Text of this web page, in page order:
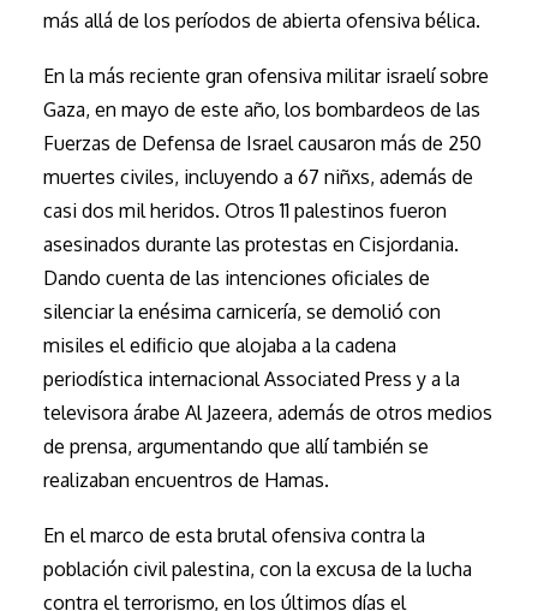
más allá de los períodos de abierta ofensiva bélica.
En la más reciente gran ofensiva militar israelí sobre
Gaza, en mayo de este año, los bombardeos de las
Fuerzas de Defensa de Israel causaron más de 250
muertes civiles, incluyendo a 67 niñxs, además de
casi dos mil heridos. Otros 11 palestinos fueron
asesinados durante las protestas en Cisjordania.
Dando cuenta de las intenciones oficiales de
silenciar la enésima carnicería, se demolió con
misiles el edificio que alojaba a la cadena
periodística internacional Associated Press y a la
televisora árabe Al Jazeera, además de otros medios
de prensa, argumentando que allí también se
realizaban encuentros de Hamas.
En el marco de esta brutal ofensiva contra la
población civil palestina, con la excusa de la lucha
contra el terrorismo, en los últimos días el